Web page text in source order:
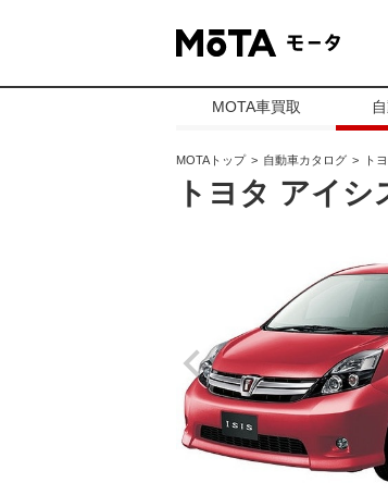
MOTA車買取
MOTAトップ 自動車カタログ ト
トヨタ アイシ